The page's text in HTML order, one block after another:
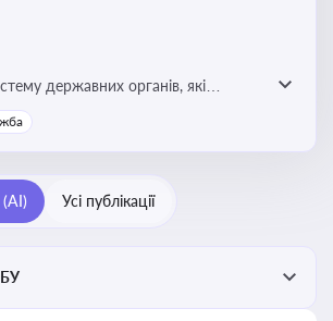
державних органів, які
виявлення та розслідування
що є ключовим
та бізнесі
Усі публікації